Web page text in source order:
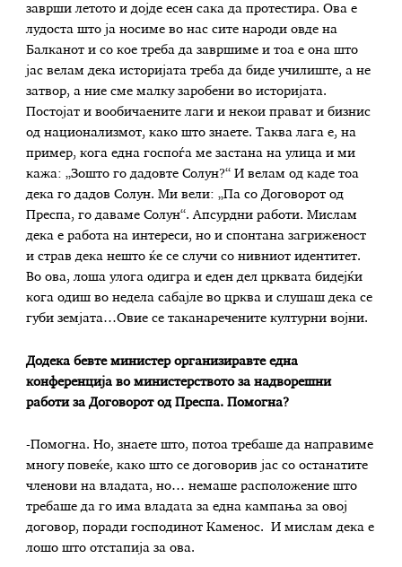
заврши летото и дојде есен сака да протестира. Ова е
лудоста што ја носиме во нас сите народи овде на
Балканот и со кое треба да завршиме и тоа е она што
јас велам дека историјата треба да биде училиште, а не
затвор, а ние сме малку заробени во историјата.
Постојат и вообичаените лаги и некои прават и бизнис
од национализмот, како што знаете. Таква лага е, на
пример, кога една госпоѓа ме застана на улица и ми
кажа: „Зошто го дадовте Солун?“ И велам од каде тоа
дека го дадов Солун. Ми вели: „Па со Договорот од
Преспа, го даваме Солун“. Апсурдни работи. Мислам
дека е работа на интереси, но и спонтана загриженост
и страв дека нешто ќе се случи со нивниот идентитет.
Во ова, лоша улога одигра и еден дел црквата бидејќи
кога одиш во недела сабајле во црква и слушаш дека се
губи земјата…Овие се таканаречените културни војни.
Додека бевте министер организиравте една
конференција во министерството за надворешни
работи за Договорот од Преспа. Помогна?
-Помогна. Но, знаете што, потоа требаше да направиме
многу повеќе, како што се договорив јас со останатите
членови на владата, но… немаше расположение што
требаше да го има владаτа за една кампања за овој
договор, поради господинот Каменос. И мислам дека е
лошо што отстапија за ова.